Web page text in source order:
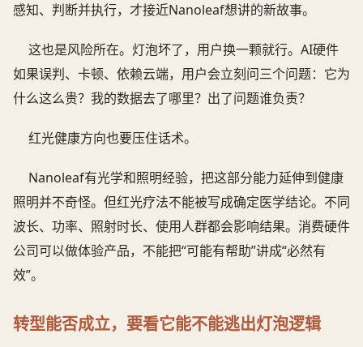
感知、判断并执行，才接近Nanoleaf想讲的新故事。
这也是风险所在。灯泡坏了，用户换一颗就行。AI硬件
如果误判、卡顿、依赖云端，用户会立刻问三个问题：它为
什么这么贵？我的数据去了哪里？出了问题谁负责？
红光健康方向也要压住话术。
Nanoleaf有光学和照明经验，把这部分能力延伸到健康
照明并不奇怪。但红光疗法不能被写成确定医学结论。不同
波长、功率、照射时长、使用人群都会影响结果。消费硬件
公司可以做体验产品，不能把“可能有帮助”讲成“必然有
效”。
转型能否成立，要看它能不能逃出灯泡逻辑